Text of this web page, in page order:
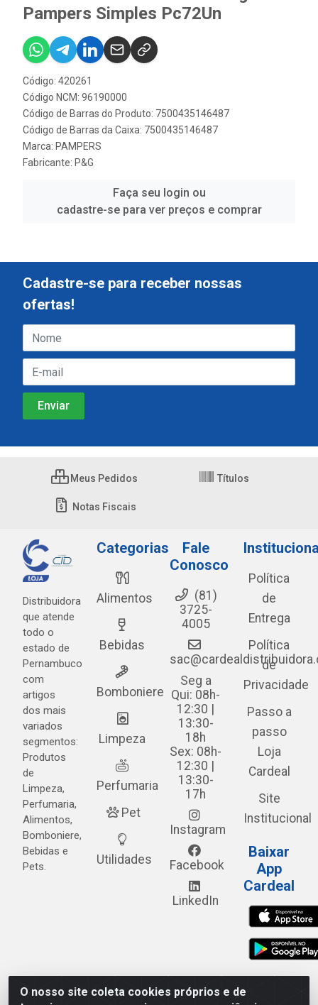
Pampers Simples Pc72Un
Código: 420261
Código NCM: 96190000
Código de Barras do Produto: 7500435146487
Código de Barras da Caixa: 7500435146487
Marca: PAMPERS
Fabricante: P&G
Faça seu login ou
cadastre-se para ver preços e comprar
O nosso site coleta cookies próprios e de
Cadastre-se para receber nossas
ofertas!
Meus Pedidos Títulos
Notas Fiscais
Distribuidora
que atende
todo o
estado de
Pernambuco
com
artigos
dos mais
variados
segmentos:
Produtos
de
Limpeza,
Perfumaria,
Alimentos,
Bomboniere,
Bebidas e
Pets.
Categorias
Alimentos
Bebidas
Bomboniere
Limpeza
Perfumaria
Pet
Utilidades
Fale
Conosco
(81)
3725-
4005
Seg a
Qui: 08h-
12:30 |
13:30-
18h
Sex: 08h-
12:30 |
13:30-
17h
Instagram
Facebook
LinkedIn
Política
de
Entrega
Política
de
Privacidade
Passo a
passo
Loja
Cardeal
Site
Institucional
Baixar
App
Cardeal
Cardeal Distribuidora - Estrada Alto do Moura, 582 - Alto